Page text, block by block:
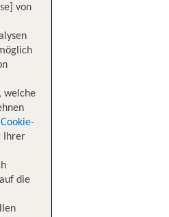
von
welche
Cookie-
Ihrer
die